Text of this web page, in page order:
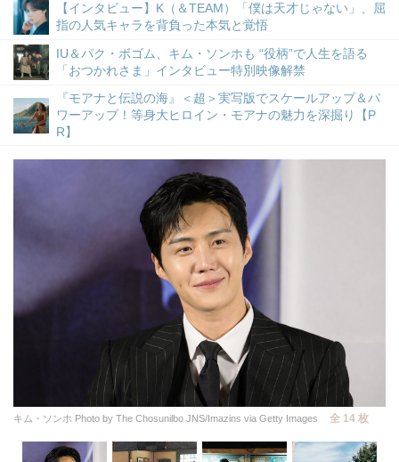
【インタビュー】K（＆TEAM）「僕は天才じゃない」、屈
指の人気キャラを背負った本気と覚悟
IU＆パク・ボゴム、キム・ソンホも “役柄”で人生を語る
「おつかれさま」インタビュー特別映像解禁
『モアナと伝説の海』＜超＞実写版でスケールアップ＆パ
ワーアップ！等身大ヒロイン・モアナの魅力を深掘り【P
R】
キム・ソンホ Photo by The Chosunilbo JNS/Imazins via Getty Images 全 14 枚